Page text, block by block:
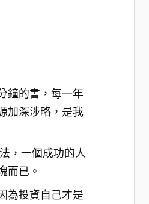
鐘的書，每一年
加深涉略，是我
，一個成功的人
而已。
為投資自己才是